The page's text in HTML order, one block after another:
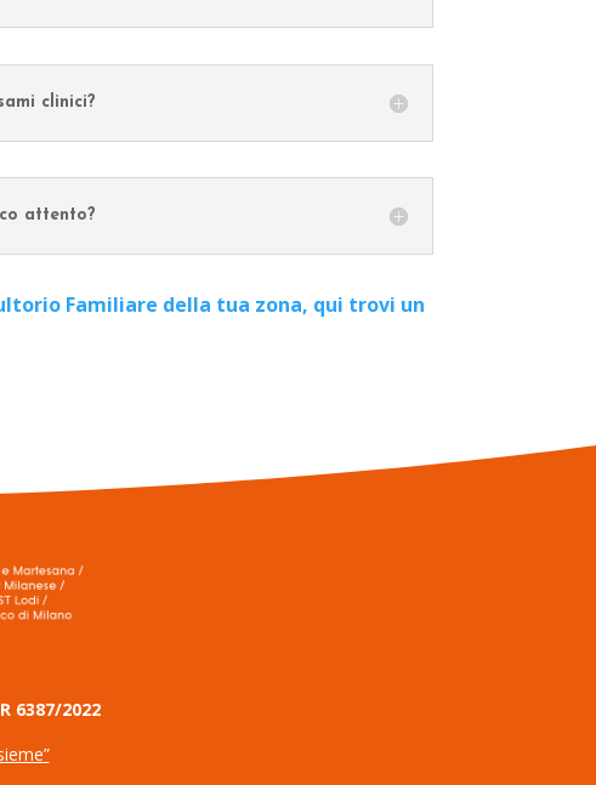
clinici?
attento?
Familiare della tua zona, qui trovi un
6387/2022